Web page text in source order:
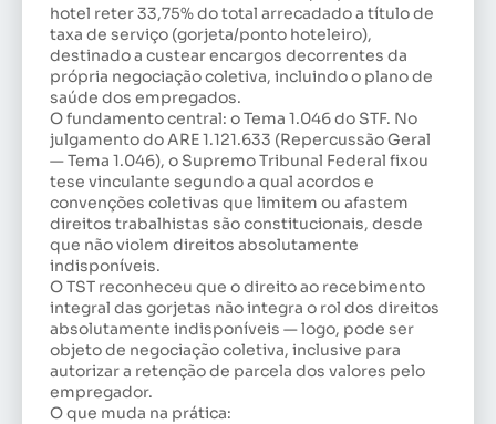
hotel reter 33,75% do total arrecadado a título de
taxa de serviço (gorjeta/ponto hoteleiro),
destinado a custear encargos decorrentes da
própria negociação coletiva, incluindo o plano de
saúde dos empregados.
O fundamento central: o Tema 1.046 do STF. No
julgamento do ARE 1.121.633 (Repercussão Geral
— Tema 1.046), o Supremo Tribunal Federal fixou
tese vinculante segundo a qual acordos e
convenções coletivas que limitem ou afastem
direitos trabalhistas são constitucionais, desde
que não violem direitos absolutamente
indisponíveis.
O TST reconheceu que o direito ao recebimento
integral das gorjetas não integra o rol dos direitos
absolutamente indisponíveis — logo, pode ser
objeto de negociação coletiva, inclusive para
autorizar a retenção de parcela dos valores pelo
empregador.
O que muda na prática: